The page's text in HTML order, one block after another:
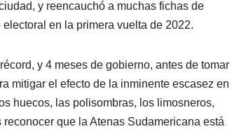
y reencauchó a muchas fichas de
en la primera vuelta de 2022.
y 4 meses de gobierno, antes de tomar
mitigar el efecto de la inminente escasez en
huecos, las polisombras, los limosneros,
que la Atenas Sudamericana está